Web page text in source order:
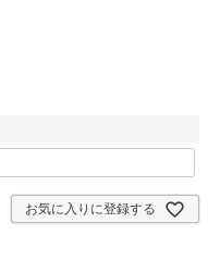
お気に入りに登録する